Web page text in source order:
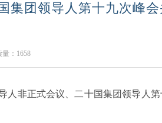
集团领导人第十九次峰
： 1658
非正式会议、二十国集团领导人